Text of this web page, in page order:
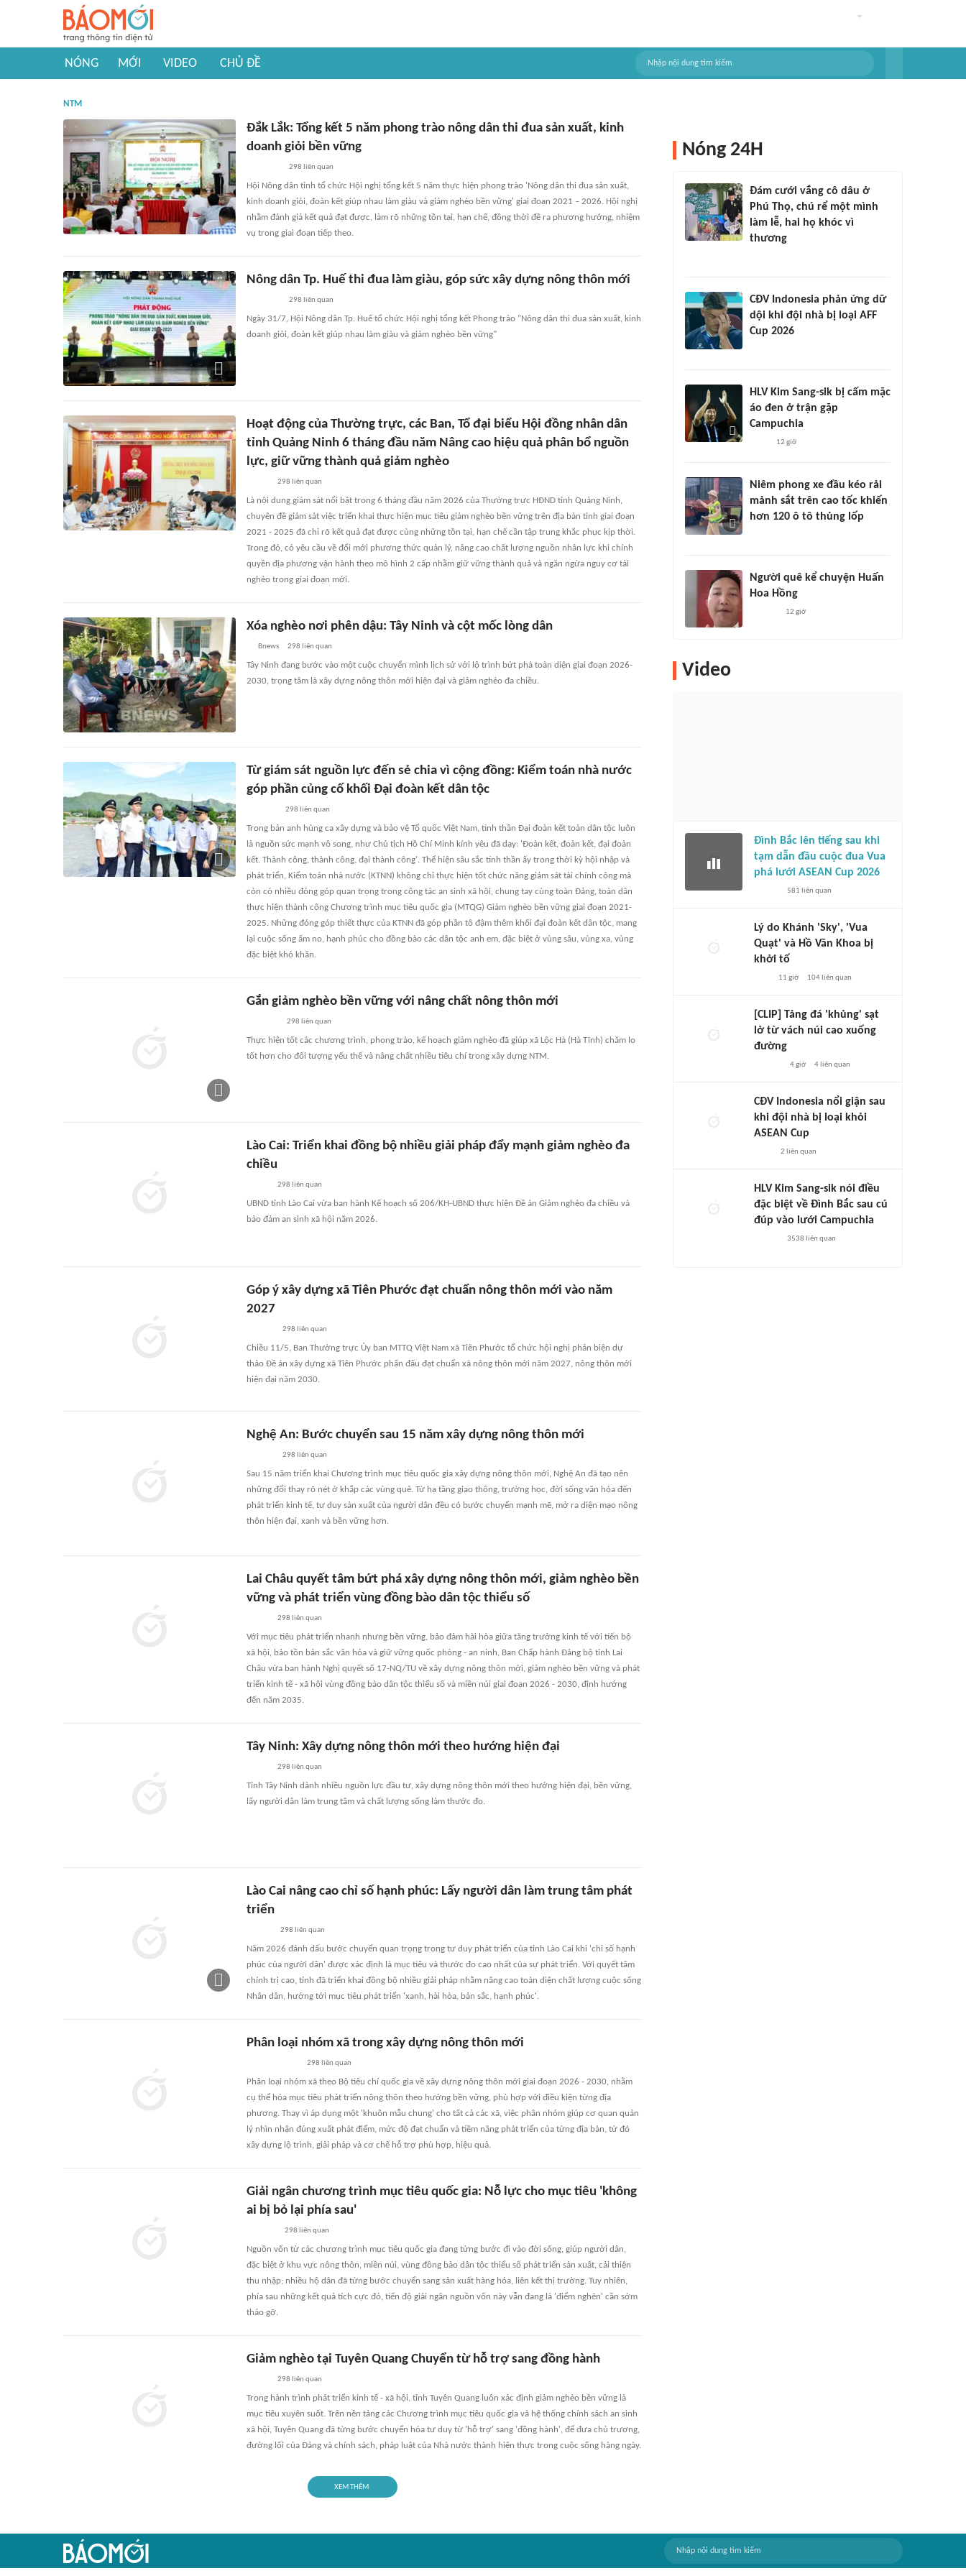
NÓNG MỚI VIDEO CHỦ ĐỀ
NTM
Đắk Lắk: Tổng kết 5 năm phong trào nông dân thi đua sản xuất, kinh
doanh giỏi bền vững
298 liên quan
Hội Nông dân tỉnh tổ chức Hội nghị tổng kết 5 năm thực hiện phong trào 'Nông dân thi đua sản xuất,
kinh doanh giỏi, đoàn kết giúp nhau làm giàu và giảm nghèo bền vững' giai đoạn 2021 – 2026. Hội nghị
nhằm đánh giá kết quả đạt được, làm rõ những tồn tại, hạn chế, đồng thời đề ra phương hướng, nhiệm
vụ trong giai đoạn tiếp theo.
Nông dân Tp. Huế thi đua làm giàu, góp sức xây dựng nông thôn mới
298 liên quan
Ngày 31/7, Hội Nông dân Tp. Huế tổ chức Hội nghị tổng kết Phong trào "Nông dân thi đua sản xuất, kinh
doanh giỏi, đoàn kết giúp nhau làm giàu và giảm nghèo bền vững"
Hoạt động của Thường trực, các Ban, Tổ đại biểu Hội đồng nhân dân
tỉnh Quảng Ninh 6 tháng đầu năm Nâng cao hiệu quả phân bổ nguồn
lực, giữ vững thành quả giảm nghèo
298 liên quan
Là nội dung giám sát nổi bật trong 6 tháng đầu năm 2026 của Thường trực HĐND tỉnh Quảng Ninh,
chuyên đề giám sát việc triển khai thực hiện mục tiêu giảm nghèo bền vững trên địa bàn tỉnh giai đoạn
2021 - 2025 đã chỉ rõ kết quả đạt được cùng những tồn tại, hạn chế cần tập trung khắc phục kịp thời.
Trong đó, có yêu cầu về đổi mới phương thức quản lý, nâng cao chất lượng nguồn nhân lực khi chính
quyền địa phương vận hành theo mô hình 2 cấp nhằm giữ vững thành quả và ngăn ngừa nguy cơ tái
nghèo trong giai đoạn mới.
Xóa nghèo nơi phên dậu: Tây Ninh và cột mốc lòng dân
Bnews 298 liên quan
Tây Ninh đang bước vào một cuộc chuyển mình lịch sử với lộ trình bứt phá toàn diện giai đoạn 2026-
2030, trọng tâm là xây dựng nông thôn mới hiện đại và giảm nghèo đa chiều.
Từ giám sát nguồn lực đến sẻ chia vì cộng đồng: Kiểm toán nhà nước
góp phần củng cố khối Đại đoàn kết dân tộc
298 liên quan
Trong bản anh hùng ca xây dựng và bảo vệ Tổ quốc Việt Nam, tinh thần Đại đoàn kết toàn dân tộc luôn
là nguồn sức mạnh vô song, như Chủ tịch Hồ Chí Minh kính yêu đã dạy: 'Đoàn kết, đoàn kết, đại đoàn
kết. Thành công, thành công, đại thành công'. Thể hiện sâu sắc tinh thần ấy trong thời kỳ hội nhập và
phát triển, Kiểm toán nhà nước (KTNN) không chỉ thực hiện tốt chức năng giám sát tài chính công mà
còn có nhiều đóng góp quan trọng trong công tác an sinh xã hội, chung tay cùng toàn Đảng, toàn dân
thực hiện thành công Chương trình mục tiêu quốc gia (MTQG) Giảm nghèo bền vững giai đoạn 2021-
2025. Những đóng góp thiết thực của KTNN đã góp phần tô đậm thêm khối đại đoàn kết dân tộc, mang
lại cuộc sống ấm no, hạnh phúc cho đồng bào các dân tộc anh em, đặc biệt ở vùng sâu, vùng xa, vùng
đặc biệt khó khăn.
Gắn giảm nghèo bền vững với nâng chất nông thôn mới
298 liên quan
Thực hiện tốt các chương trình, phong trào, kế hoạch giảm nghèo đã giúp xã Lộc Hà (Hà Tĩnh) chăm lo
tốt hơn cho đối tượng yếu thế và nâng chất nhiều tiêu chí trong xây dựng NTM.
Lào Cai: Triển khai đồng bộ nhiều giải pháp đẩy mạnh giảm nghèo đa
chiều
298 liên quan
UBND tỉnh Lào Cai vừa ban hành Kế hoạch số 206/KH-UBND thực hiện Đề án Giảm nghèo đa chiều và
bảo đảm an sinh xã hội năm 2026.
Góp ý xây dựng xã Tiên Phước đạt chuẩn nông thôn mới vào năm
2027
298 liên quan
Chiều 11/5, Ban Thường trực Ủy ban MTTQ Việt Nam xã Tiên Phước tổ chức hội nghị phản biện dự
thảo Đề án xây dựng xã Tiên Phước phấn đấu đạt chuẩn xã nông thôn mới năm 2027, nông thôn mới
hiện đại năm 2030.
Nghệ An: Bước chuyển sau 15 năm xây dựng nông thôn mới
298 liên quan
Sau 15 năm triển khai Chương trình mục tiêu quốc gia xây dựng nông thôn mới, Nghệ An đã tạo nên
những đổi thay rõ nét ở khắp các vùng quê. Từ hạ tầng giao thông, trường học, đời sống văn hóa đến
phát triển kinh tế, tư duy sản xuất của người dân đều có bước chuyển mạnh mẽ, mở ra diện mạo nông
thôn hiện đại, xanh và bền vững hơn.
Lai Châu quyết tâm bứt phá xây dựng nông thôn mới, giảm nghèo bền
vững và phát triển vùng đồng bào dân tộc thiểu số
298 liên quan
Với mục tiêu phát triển nhanh nhưng bền vững, bảo đảm hài hòa giữa tăng trưởng kinh tế với tiến bộ
xã hội, bảo tồn bản sắc văn hóa và giữ vững quốc phòng - an ninh, Ban Chấp hành Đảng bộ tỉnh Lai
Châu vừa ban hành Nghị quyết số 17-NQ/TU về xây dựng nông thôn mới, giảm nghèo bền vững và phát
triển kinh tế - xã hội vùng đồng bào dân tộc thiểu số và miền núi giai đoạn 2026 - 2030, định hướng
đến năm 2035.
Tây Ninh: Xây dựng nông thôn mới theo hướng hiện đại
298 liên quan
Tỉnh Tây Ninh dành nhiều nguồn lực đầu tư, xây dựng nông thôn mới theo hướng hiện đại, bền vững,
lấy người dân làm trung tâm và chất lượng sống làm thước đo.
Lào Cai nâng cao chỉ số hạnh phúc: Lấy người dân làm trung tâm phát
triển
298 liên quan
Năm 2026 đánh dấu bước chuyển quan trọng trong tư duy phát triển của tỉnh Lào Cai khi 'chỉ số hạnh
phúc của người dân' được xác định là mục tiêu và thước đo cao nhất của sự phát triển. Với quyết tâm
chính trị cao, tỉnh đã triển khai đồng bộ nhiều giải pháp nhằm nâng cao toàn diện chất lượng cuộc sống
Nhân dân, hướng tới mục tiêu phát triển 'xanh, hài hòa, bản sắc, hạnh phúc'.
Phân loại nhóm xã trong xây dựng nông thôn mới
298 liên quan
Phân loại nhóm xã theo Bộ tiêu chí quốc gia về xây dựng nông thôn mới giai đoạn 2026 - 2030, nhằm
cụ thể hóa mục tiêu phát triển nông thôn theo hướng bền vững, phù hợp với điều kiện từng địa
phương. Thay vì áp dụng một 'khuôn mẫu chung' cho tất cả các xã, việc phân nhóm giúp cơ quan quản
lý nhìn nhận đúng xuất phát điểm, mức độ đạt chuẩn và tiềm năng phát triển của từng địa bàn, từ đó
xây dựng lộ trình, giải pháp và cơ chế hỗ trợ phù hợp, hiệu quả.
Giải ngân chương trình mục tiêu quốc gia: Nỗ lực cho mục tiêu 'không
ai bị bỏ lại phía sau'
298 liên quan
Nguồn vốn từ các chương trình mục tiêu quốc gia đang từng bước đi vào đời sống, giúp người dân,
đặc biệt ở khu vực nông thôn, miền núi, vùng đồng bào dân tộc thiểu số phát triển sản xuất, cải thiện
thu nhập; nhiều hộ dân đã từng bước chuyển sang sản xuất hàng hóa, liên kết thị trường. Tuy nhiên,
phía sau những kết quả tích cực đó, tiến độ giải ngân nguồn vốn này vẫn đang là 'điểm nghẽn' cần sớm
tháo gỡ.
Giảm nghèo tại Tuyên Quang Chuyển từ hỗ trợ sang đồng hành
298 liên quan
Trong hành trình phát triển kinh tế - xã hội, tỉnh Tuyên Quang luôn xác định giảm nghèo bền vững là
mục tiêu xuyên suốt. Trên nền tảng các Chương trình mục tiêu quốc gia và hệ thống chính sách an sinh
xã hội, Tuyên Quang đã từng bước chuyển hóa tư duy từ 'hỗ trợ' sang 'đồng hành', để đưa chủ trương,
đường lối của Đảng và chính sách, pháp luật của Nhà nước thành hiện thực trong cuộc sống hàng ngày.
XEM THÊM
Nóng 24H
Đám cưới vắng cô dâu ở
Phú Thọ, chú rể một mình
làm lễ, hai họ khóc vì
thương
CĐV Indonesia phản ứng dữ
dội khi đội nhà bị loại AFF
Cup 2026
HLV Kim Sang-sik bị cấm mặc
áo đen ở trận gặp
Campuchia
12 giờ
Niêm phong xe đầu kéo rải
mảnh sắt trên cao tốc khiến
hơn 120 ô tô thủng lốp
Người quê kể chuyện Huấn
Hoa Hồng
12 giờ
Video
Đình Bắc lên tiếng sau khi
tạm dẫn đầu cuộc đua Vua
phá lưới ASEAN Cup 2026
581 liên quan
Lý do Khánh 'Sky', 'Vua
Quạt' và Hồ Văn Khoa bị
khởi tố
11 giờ 104liên quan
[CLIP] Tảng đá 'khủng' sạt
lở từ vách núi cao xuống
đường
4 giờ 4liên quan
CĐV Indonesia nổi giận sau
khi đội nhà bị loại khỏi
ASEAN Cup
2 liên quan
HLV Kim Sang-sik nói điều
đặc biệt về Đình Bắc sau cú
đúp vào lưới Campuchia
3538 liên quan